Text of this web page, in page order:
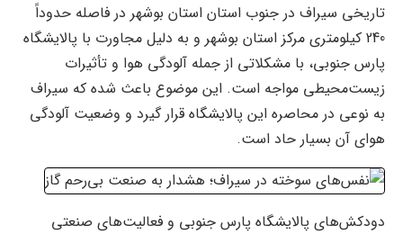
تاریخی سیراف در جنوب استان استان بوشهر در فاصله حدوداً
240 کیلومتری مرکز استان بوشهر و به دلیل مجاورت با پالایشگاه
پارس جنوبی، با مشکلاتی از جمله آلودگی هوا و تأثیرات
زیست‌محیطی مواجه است. این موضوع باعث شده که سیراف
به نوعی در محاصره این پالایشگاه قرار گیرد و وضعیت آلودگی
هوای آن بسیار حاد است.
دودکش‌های پالایشگاه پارس جنوبی و فعالیت‌های صنعتی